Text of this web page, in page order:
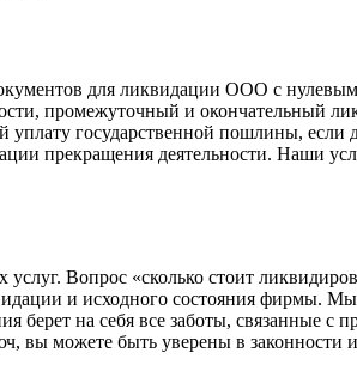
для ликвидации ООО с
промежуточный и окончательный
уплату государственной пошлины, если
прекращения деятельности. Наши
Вопрос «сколько стоит
и исходного состояния фирмы.
на себя все заботы, связанные с
можете быть уверены в законности и